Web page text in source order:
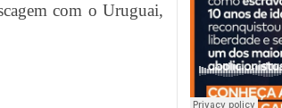
com o Uruguai,